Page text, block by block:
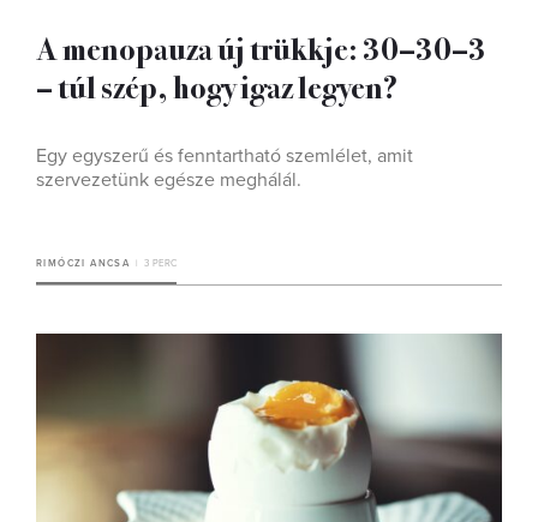
A menopauza új trükkje: 30–30–3
– túl szép, hogy igaz legyen?
Egy egyszerű és fenntartható szemlélet, amit
szervezetünk egésze meghálál.
RIMÓCZI ANCSA 3 PERC